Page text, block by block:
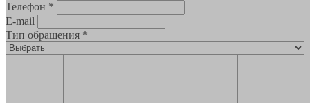
Телефон *
E-mail
Тип обращения *